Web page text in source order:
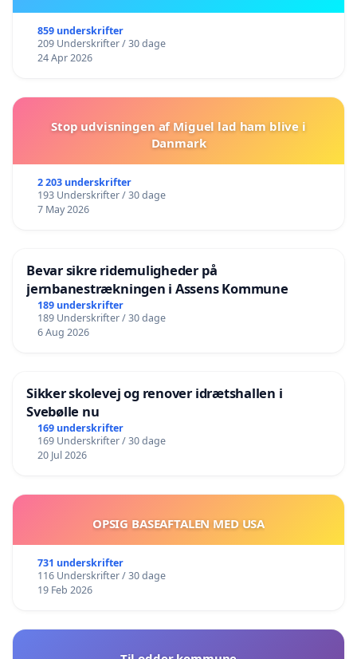
859 underskrifter
209 Underskrifter / 30 dage
24 Apr 2026
Stop udvisningen af Miguel lad ham blive i
Danmark
2 203 underskrifter
193 Underskrifter / 30 dage
7 May 2026
Bevar sikre ridemuligheder på
jernbanestrækningen i Assens Kommune
189 underskrifter
189 Underskrifter / 30 dage
6 Aug 2026
Sikker skolevej og renover idrætshallen i
Svebølle nu
169 underskrifter
169 Underskrifter / 30 dage
20 Jul 2026
OPSIG BASEAFTALEN MED USA
731 underskrifter
116 Underskrifter / 30 dage
19 Feb 2026